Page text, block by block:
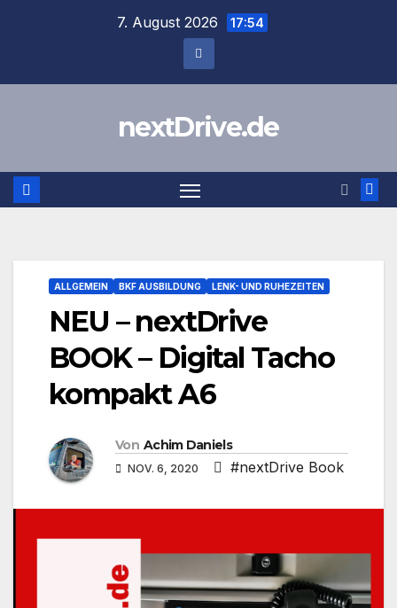
7. August 2026 17:54
nextDrive.de
ALLGEMEIN BKF AUSBILDUNG LENK- UND RUHEZEITEN
NEU – nextDrive
BOOK – Digital Tacho
kompakt A6
Von Achim Daniels
NOV. 6, 2020 #nextDrive Book